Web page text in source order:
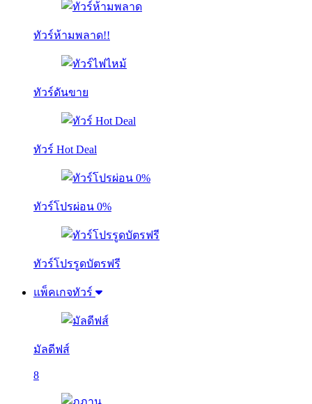
ทัวร์ห้ามพลาด!!
ทัวร์ดันขาย
ทัวร์ Hot Deal
ทัวร์โปรผ่อน 0%
ทัวร์โปรรูดบัตรฟรี
แพ็คเกจทัวร์
มัลดีฟส์
8